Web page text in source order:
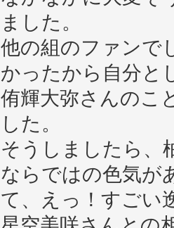
ました。
他の組のファンで
かったから自分と
侑輝大弥さんのこ
した。
そうしましたら、
ならではの色気が
て、えっ！すごい